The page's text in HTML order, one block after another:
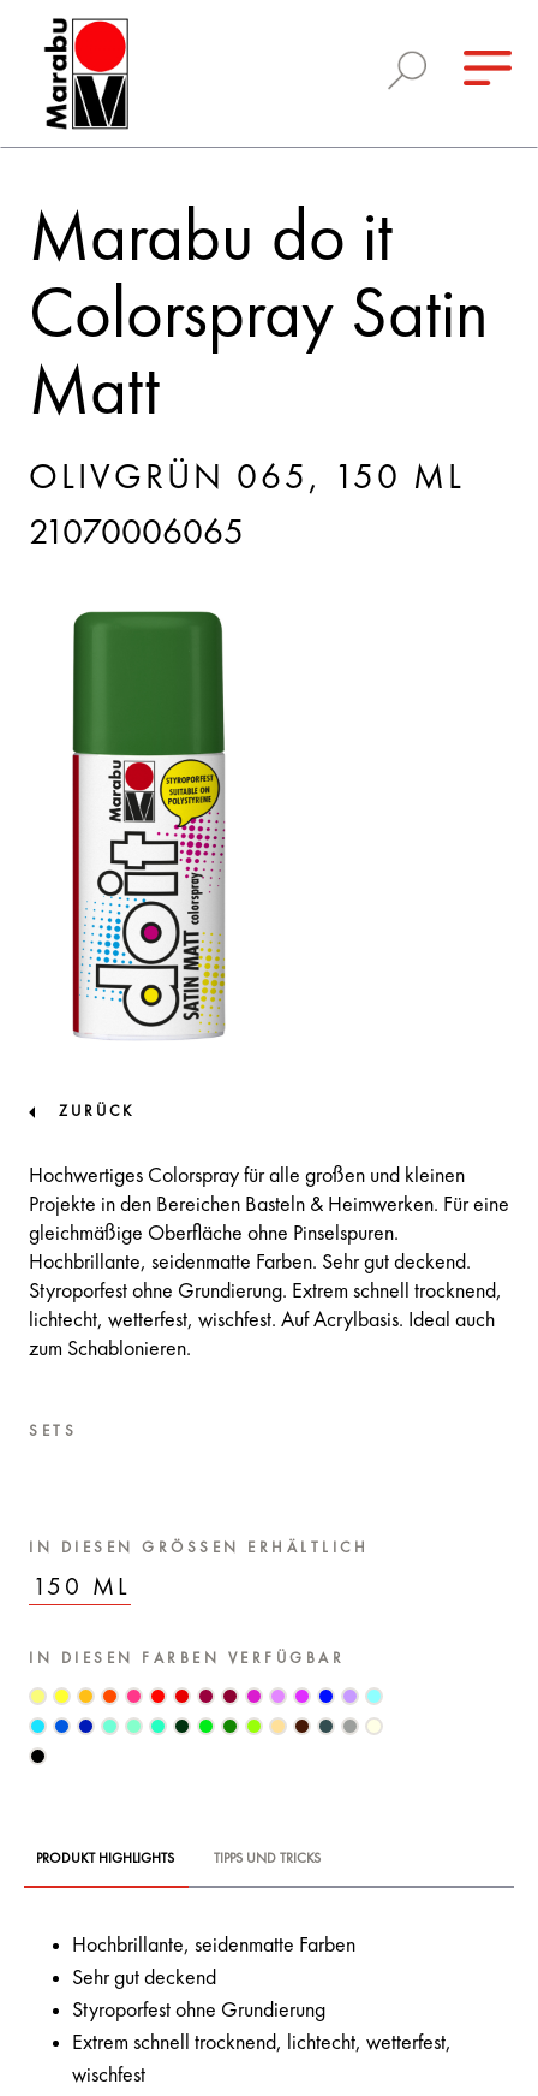
Marabu do it
Colorspray Satin
Matt
OLIVGRÜN 065, 150 ML
21070006065
ZURÜCK
Hochwertiges Colorspray für alle großen und kleinen
Projekte in den Bereichen Basteln & Heimwerken. Für eine
gleichmäßige Oberfläche ohne Pinselspuren.
Hochbrillante, seidenmatte Farben. Sehr gut deckend.
Styroporfest ohne Grundierung. Extrem schnell trocknend,
lichtecht, wetterfest, wischfest. Auf Acrylbasis. Ideal auch
zum Schablonieren.
SETS
IN DIESEN GRÖSSEN ERHÄLTLICH
150 ML
IN DIESEN FARBEN VERFÜGBAR
PRODUKT HIGHLIGHTS TIPPS UND TRICKS
Hochbrillante, seidenmatte Farben
Sehr gut deckend
Styroporfest ohne Grundierung
Extrem schnell trocknend, lichtecht, wetterfest,
wischfest